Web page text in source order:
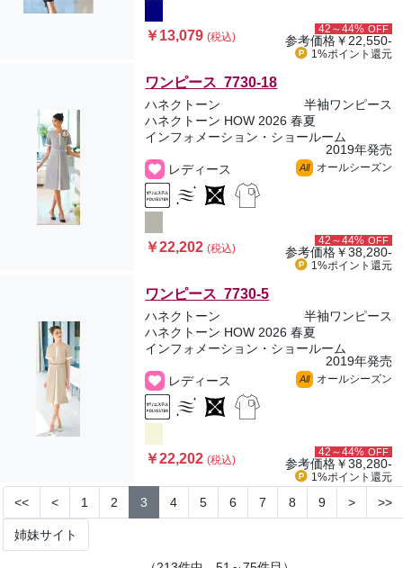
￥13,079(税込)
42～44% OFF
参考価格￥22,550-
1%ポイント 還元
ワンピース 7730-18
ハネクトーン
半袖ワンピース
ハネクトーン HOW 2026 春夏
インフォメーション・ショールーム
2019年発売
レディース
All オールシーズン
￥22,202(税込)
42～44% OFF
参考価格￥38,280-
1%ポイント 還元
ワンピース 7730-5
ハネクトーン
半袖ワンピース
ハネクトーン HOW 2026 春夏
インフォメーション・ショールーム
2019年発売
レディース
All オールシーズン
￥22,202(税込)
42～44% OFF
参考価格￥38,280-
1%ポイント 還元
<< < 1 2 3 4 5 6 7 8 9 > >>
姉妹サイト